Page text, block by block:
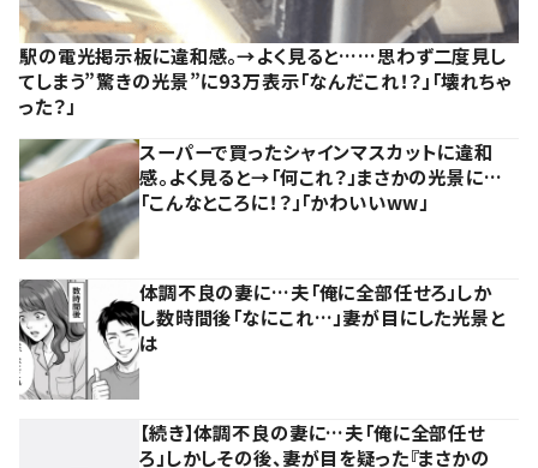
駅の電光掲示板に違和感。→よく見ると……思わず二度見し
てしまう”驚きの光景”に93万表示「なんだこれ！？」「壊れちゃ
った？」
スーパーで買ったシャインマスカットに違和
感。よく見ると→「何これ？」まさかの光景に…
「こんなところに！？」「かわいいww」
体調不良の妻に…夫「俺に全部任せろ」しか
し数時間後「なにこれ…」妻が目にした光景と
は
【続き】体調不良の妻に…夫「俺に全部任せ
ろ」しかしその後、妻が目を疑った『まさかの